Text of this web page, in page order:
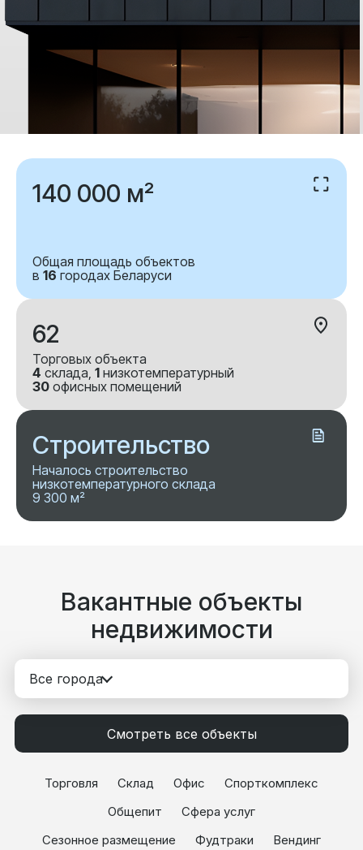
140 000 м²
Общая площадь объектов
в 16 городах Беларуси
62
Торговых объекта
4 склада, 1 низкотемпературный
30 офисных помещений
Строительство
Началось строительство
низкотемпературного склада
9 300 м²
Вакантные объекты
недвижимости
Все города
Смотреть все объекты
Торговля Склад Офис
Спорткомплекс
Общепит
Сфера услуг
Сезонное размещение
Фудтраки Вендинг